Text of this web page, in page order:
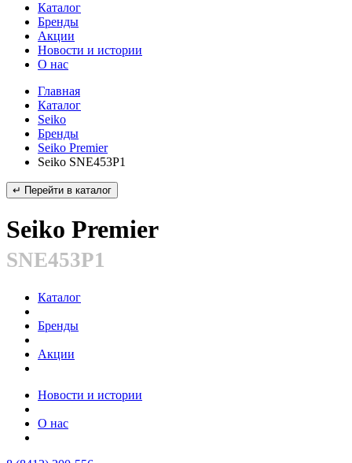
Каталог
Бренды
Акции
Новости и истории
О нас
Главная
Каталог
Seiko
Бренды
Seiko Premier
Seiko SNE453P1
↵ Перейти в каталог
Seiko Premier
SNE453P1
Каталог
Бренды
Акции
Новости и истории
О нас